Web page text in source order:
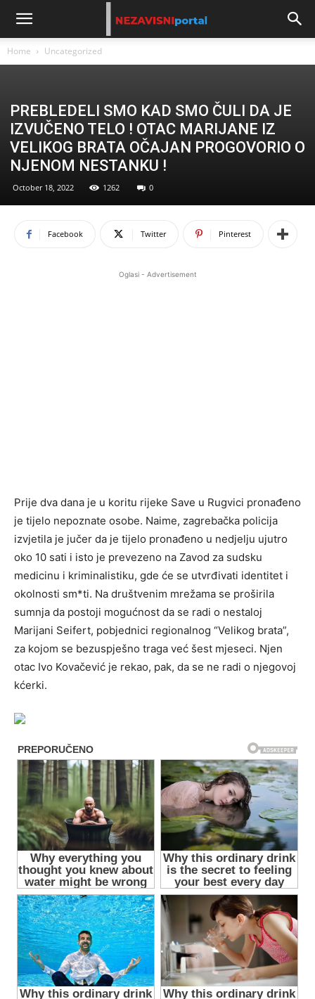
Home Uncategorized
PREBLEDELI SMO KAD SMO ČULI DA JE
IZVUČENO TELO ! OTAC MARIJANE IZ
VELIKOG BRATA OČAJAN PROGOVORIO O
NJENOM NESTANKU !
October 18, 2022 1262 0
Facebook Twitter Pinterest
Oglasi - Advertisement
Prije dva dana je u koritu rijeke Save u Rugvici pronađeno
je tijelo nepoznate osobe. Naime, zagrebačka policija
izvjetila je jučer da je tijelo pronađeno u nedjelju ujutro
oko 10 sati i isto je prevezeno na Zavod za sudsku
medicinu i kriminalistiku, gde će se utvrđivati identitet i
okolnosti sm*ti. Na društvenim mrežama se proširila
sumnja da postoji mogućnost da se radi o nestaloj
Marijani Seifert, pobjednici regionalnog “Velikog brata”,
za kojom se bezuspješno traga već šest mjeseci. Njen
otac Ivo Kovačević je rekao, pak, da se ne radi o njegovoj
kćerki.